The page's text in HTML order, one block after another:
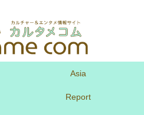
Asia
Report